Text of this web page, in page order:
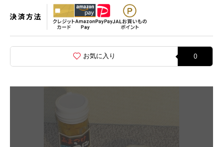
決済方法
お気に入り 0